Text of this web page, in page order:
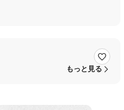
もっと見る